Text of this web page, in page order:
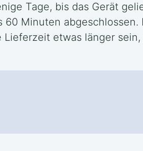
Tage, bis das Gerät
60 Minuten
etwas länger